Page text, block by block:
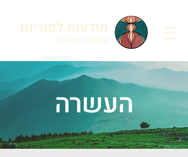
מודעות לפוריות
עם רונה מריאמי
העשרה